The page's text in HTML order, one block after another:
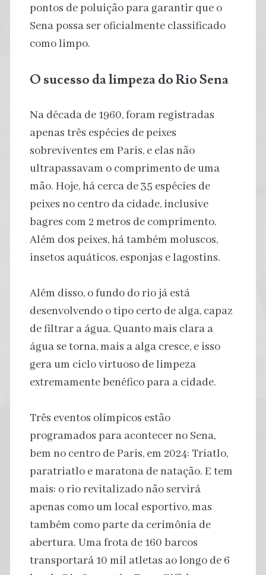
pontos de poluição para garantir que o
Sena possa ser oficialmente classificado
como limpo.
O sucesso da limpeza do Rio Sena
Na década de 1960, foram registradas
apenas três espécies de peixes
sobreviventes em Paris, e elas não
ultrapassavam o comprimento de uma
mão. Hoje, há cerca de 35 espécies de
peixes no centro da cidade, inclusive
bagres com 2 metros de comprimento.
Além dos peixes, há também moluscos,
insetos aquáticos, esponjas e lagostins.
Além disso, o fundo do rio já está
desenvolvendo o tipo certo de alga, capaz
de filtrar a água. Quanto mais clara a
água se torna, mais a alga cresce, e isso
gera um ciclo virtuoso de limpeza
extremamente benéfico para a cidade.
Três eventos olímpicos estão
programados para acontecer no Sena,
bem no centro de Paris, em 2024: Triatlo,
paratriatlo e maratona de natação. E tem
mais: o rio revitalizado não servirá
apenas como um local esportivo, mas
também como parte da cerimônia de
abertura. Uma frota de 160 barcos
transportará 10 mil atletas ao longo de 6